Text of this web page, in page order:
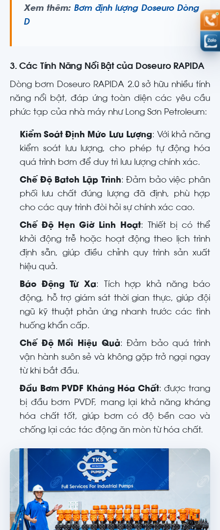
Xem thêm: Bơm định lượng Doseuro Dòng
D
3. Các Tính Năng Nổi Bật của Doseuro RAPIDA
Dòng bơm Doseuro RAPIDA 2.0 sở hữu nhiều tính
năng nổi bật, đáp ứng toàn diện các yêu cầu
phức tạp của nhà máy như Long Sơn Petroleum:
Kiểm Soát Định Mức Lưu Lượng: Với khả năng
kiểm soát lưu lượng, cho phép tự động hóa
quá trình bơm để duy trì lưu lượng chính xác.
Chế Độ Batch Lập Trình: Đảm bảo việc phân
phối lưu chất đúng lượng đã định, phù hợp
cho các quy trình đòi hỏi sự chính xác cao.
Chế Độ Hẹn Giờ Linh Hoạt: Thiết bị có thể
khởi động trễ hoặc hoạt động theo lịch trình
định sẵn, giúp điều chỉnh quy trình sản xuất
hiệu quả.
Báo Động Từ Xa: Tích hợp khả năng báo
động, hỗ trợ giám sát thời gian thực, giúp đội
ngũ kỹ thuật phản ứng nhanh trước các tình
huống khẩn cấp.
Chế Độ Mồi Hiệu Quả: Đảm bảo quá trình
vận hành suôn sẻ và không gặp trở ngại ngay
từ khi bắt đầu.
Đầu Bơm PVDF Kháng Hóa Chất: được trang
bị đầu bơm PVDF, mang lại khả năng kháng
hóa chất tốt, giúp bơm có độ bền cao và
chống lại các tác động ăn mòn từ hóa chất.